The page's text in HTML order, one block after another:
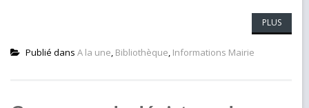
PLUS
Publié dans A la une, Bibliothèque, Informations Mairie